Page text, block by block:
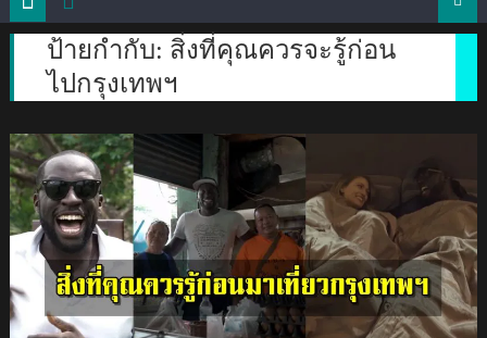
ป้ายกำกับ: สิ่งที่คุณควรจะรู้ก่อน
ไปกรุงเทพฯ